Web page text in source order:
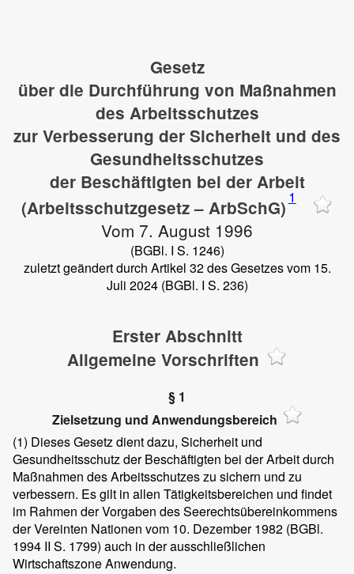
Gesetz
über die Durchführung von Maßnahmen
des Arbeitsschutzes
zur Verbesserung der Sicherheit und des
Gesundheitsschutzes
der Beschäftigten bei der Arbeit
(Arbeitsschutzgesetz – ArbSchG) 1
Vom 7. August 1996
(BGBl. I S. 1246)
zuletzt geändert durch Artikel 32 des Gesetzes vom 15.
Juli 2024 (BGBl. I S. 236)
Erster Abschnitt
Allgemeine Vorschriften
§ 1
Zielsetzung und Anwendungsbereich
(1) Dieses Gesetz dient dazu, Sicherheit und
Gesundheitsschutz der Beschäftigten bei der Arbeit durch
Maßnahmen des Arbeitsschutzes zu sichern und zu
verbessern. Es gilt in allen Tätigkeitsbereichen und findet
im Rahmen der Vorgaben des Seerechtsübereinkommens
der Vereinten Nationen vom 10. Dezember 1982 (BGBl.
1994 II S. 1799) auch in der ausschließlichen
Wirtschaftszone Anwendung.